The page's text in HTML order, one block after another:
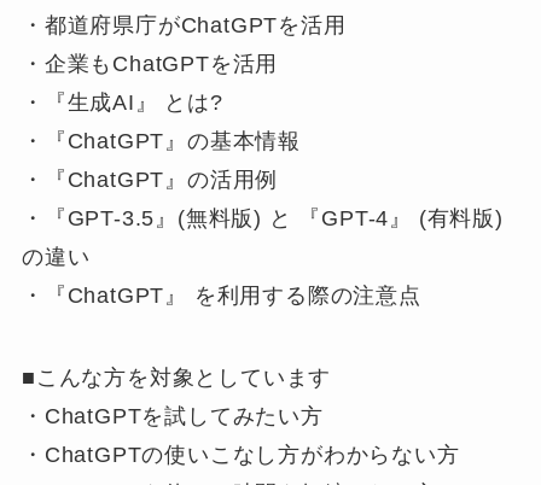
・都道府県庁がChatGPTを活用
・企業もChatGPTを活用
・『生成AI』 とは?
・『ChatGPT』の基本情報
・『ChatGPT』の活用例
・『GPT-3.5』(無料版) と 『GPT-4』 (有料版)
の違い
・『ChatGPT』 を利用する際の注意点
■こんな方を対象としています
・ChatGPTを試してみたい方
・ChatGPTの使いこなし方がわからない方